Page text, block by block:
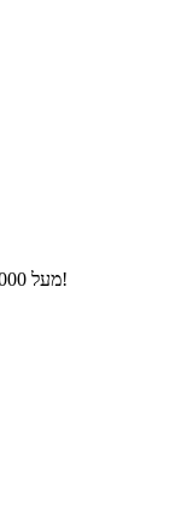
מעל 10,000 מוצרים ומאכלים במאגר עם ערכים תזונתיים!